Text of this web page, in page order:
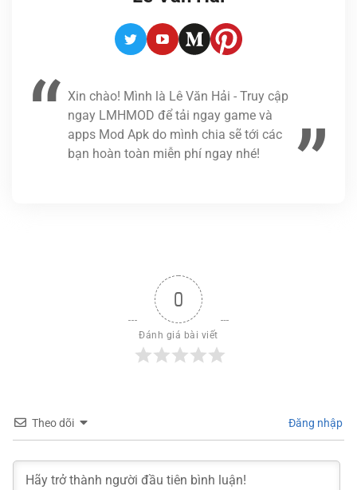
TwitterYoutubeMediumPinterest
Xin chào! Mình là Lê Văn Hải - Truy cập
ngay LMHMOD để tải ngay game và
apps Mod Apk do mình chia sẽ tới các
bạn hoàn toàn miễn phí ngay nhé!
0
Đánh giá bài viết
Theo dõi Đăng nhập